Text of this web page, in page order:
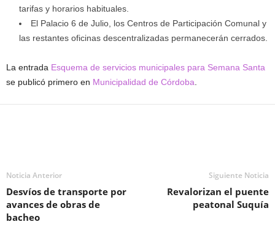
tarifas y horarios habituales.
El Palacio 6 de Julio, los Centros de Participación Comunal y
las restantes oficinas descentralizadas permanecerán cerrados.
La entrada Esquema de servicios municipales para Semana Santa
se publicó primero en Municipalidad de Córdoba
Noticia Anterior
Desvíos de transporte por
avances de obras de
bacheo
Siguiente Noticia
Revalorizan el puente
peatonal Suquía